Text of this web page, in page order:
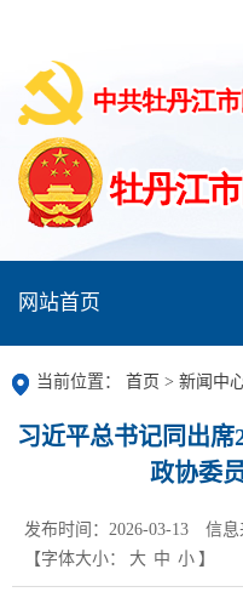
网站首页
当前位置： 首页 > 新闻中
习近平总书记同出席
政协委
发布时间：2026-03-13
信息
【字体大小：
大 中 小 】